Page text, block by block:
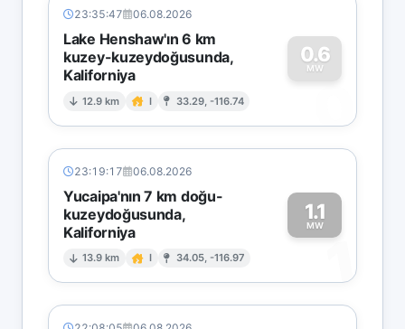
23:35:47 06.08.2026
Lake Henshaw'ın 6 km
kuzey-kuzeydoğusunda,
Kaliforniya
12.9 km I 33.29, -116.74
0.6
MW
0
23:19:17 06.08.2026
Yucaipa'nın 7 km doğu-
kuzeydoğusunda,
Kaliforniya
13.9 km I 34.05, -116.97
1.1
MW
1